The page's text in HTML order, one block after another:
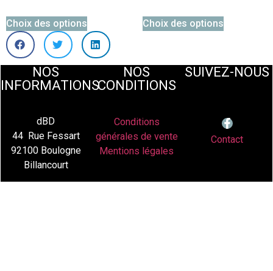
Choix des options Choix des options
NOS
INFORMATIONS
dBD
44 Rue Fessart
92100 Boulogne
Billancourt
NOS
CONDITIONS
Conditions
générales de vente
Mentions légales
SUIVEZ-NOUS
Contact